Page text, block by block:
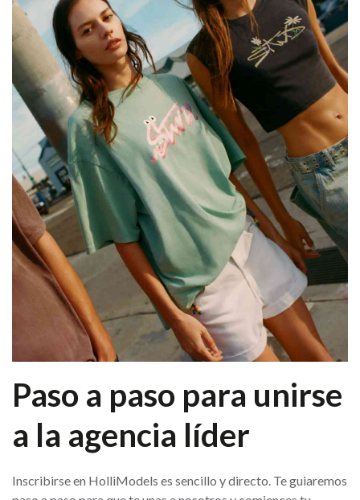
Paso a paso para unirse
a la agencia líder
Inscribirse en HolliModels es sencillo y directo. Te guiaremos